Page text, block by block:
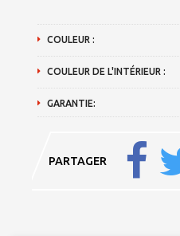
COULEUR :
COULEUR DE L'INTÉRIEUR :
GARANTIE:
PARTAGER